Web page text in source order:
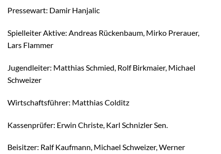
Pressewart: Damir Hanjalic
Spielleiter Aktive: Andreas Rückenbaum, Mirko Prerauer,
Lars Flammer
Jugendleiter: Matthias Schmied, Rolf Birkmaier, Michael
Schweizer
Wirtschaftsführer: Matthias Colditz
Kassenprüfer: Erwin Christe, Karl Schnizler Sen.
Beisitzer: Ralf Kaufmann, Michael Schweizer, Werner